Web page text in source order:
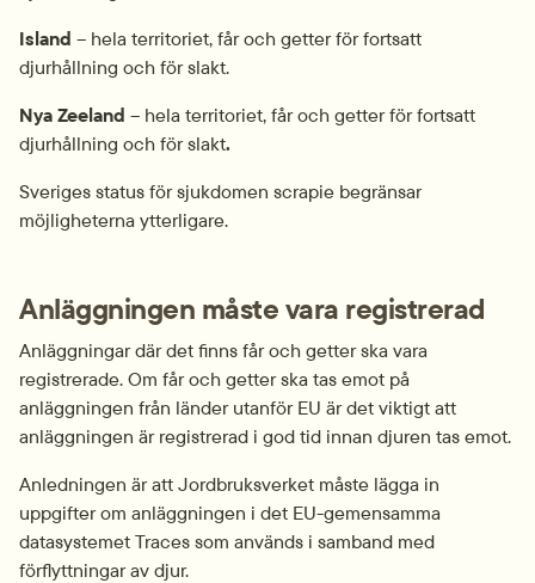
Island – hela territoriet, får och getter för fortsatt
djurhållning och för slakt.
Nya Zeeland – hela territoriet, får och getter för fortsatt
djurhållning och för slakt.
Sveriges status för sjukdomen scrapie begränsar
möjligheterna ytterligare.
Anläggningen måste vara registrerad
Anläggningar där det finns får och getter ska vara
registrerade. Om får och getter ska tas emot på
anläggningen från länder utanför EU är det viktigt att
anläggningen är registrerad i god tid innan djuren tas emot.
Anledningen är att Jordbruksverket måste lägga in
uppgifter om anläggningen i det EU-gemensamma
datasystemet Traces som används i samband med
förflyttningar av djur.